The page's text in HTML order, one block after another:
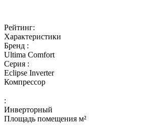
Рейтинг:
Характеристики
Бренд :
Ultima Comfort
Серия :
Eclipse Inverter
Компрессор
:
Инверторный
Площадь помещения м²